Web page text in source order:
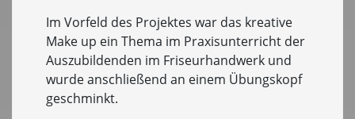
Im Vorfeld des Projektes war das kreative
Make up ein Thema im Praxisunterricht der
Auszubildenden im Friseurhandwerk und
wurde anschließend an einem Übungskopf
geschminkt.